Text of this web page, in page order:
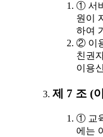
① 서
원이
하여
② 이
친권
이용
제 7 조 (
① 교
에는